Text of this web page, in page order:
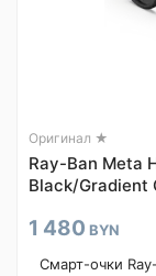
Оригинал ★
Ray-Ban Meta
Black/Gradient
1 480 BYN
Смарт-очки